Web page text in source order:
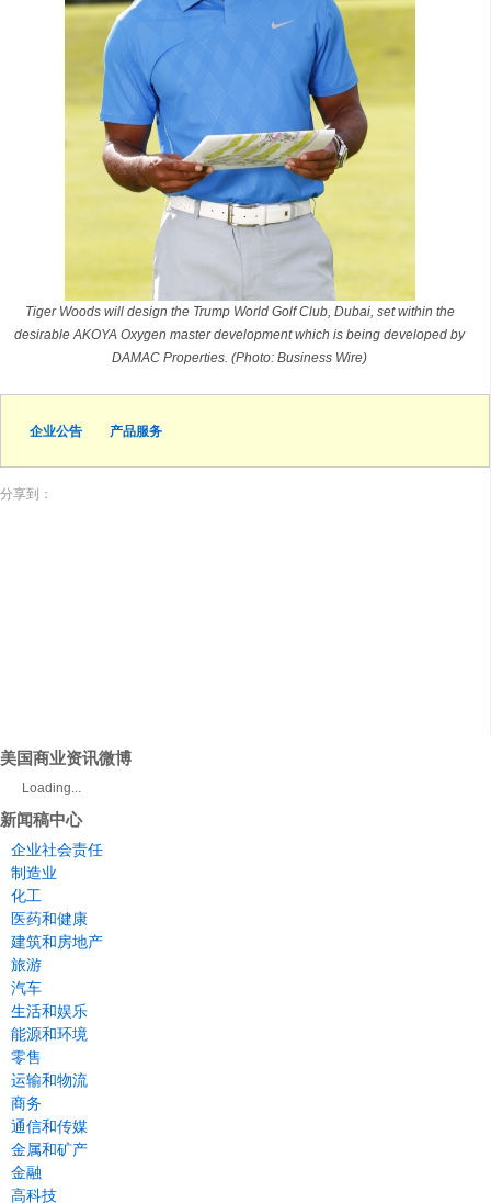
Tiger Woods will design the Trump World Golf Club, Dubai, set within the
desirable AKOYA Oxygen master development which is being developed by
DAMAC Properties. (Photo: Business Wire)
企业公告 产品服务
分享到：
美国商业资讯微博
Loading...
新闻稿中心
企业社会责任
制造业
化工
医药和健康
建筑和房地产
旅游
汽车
生活和娱乐
能源和环境
零售
运输和物流
商务
通信和传媒
金属和矿产
金融
高科技